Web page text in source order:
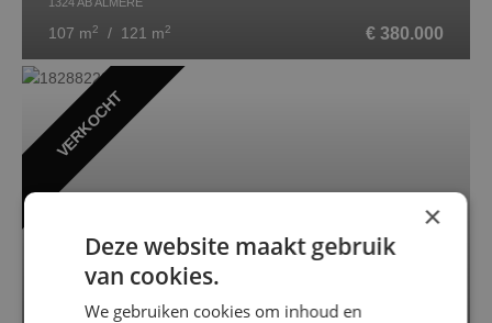
107 m2 / 121 m2 € 380.000
VERKOCHT
×
Deze website maakt gebruik
van cookies.
We gebruiken cookies om inhoud en